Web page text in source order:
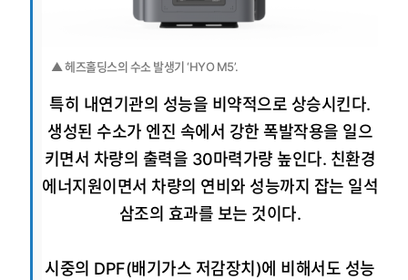
▲ 헤즈홀딩스의 수소 발생기 ‘HYO M5’.
특히 내연기관의 성능을 비약적으로 상승시킨다.
생성된 수소가 엔진 속에서 강한 폭발작용을 일으
키면서 차량의 출력을 30마력가량 높인다. 친환경
에너지원이면서 차량의 연비와 성능까지 잡는 일석
삼조의 효과를 보는 것이다.
시중의 DPF(배기가스 저감장치)에 비해서도 성능